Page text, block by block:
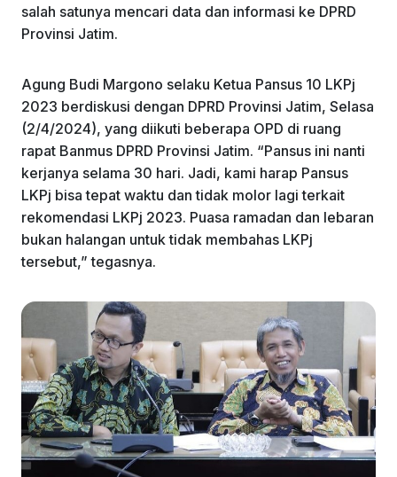
salah satunya mencari data dan informasi ke DPRD
Provinsi Jatim.
Agung Budi Margono selaku Ketua Pansus 10 LKPj
2023 berdiskusi dengan DPRD Provinsi Jatim, Selasa
(2/4/2024), yang diikuti beberapa OPD di ruang
rapat Banmus DPRD Provinsi Jatim. “Pansus ini nanti
kerjanya selama 30 hari. Jadi, kami harap Pansus
LKPj bisa tepat waktu dan tidak molor lagi terkait
rekomendasi LKPj 2023. Puasa ramadan dan lebaran
bukan halangan untuk tidak membahas LKPj
tersebut,” tegasnya.